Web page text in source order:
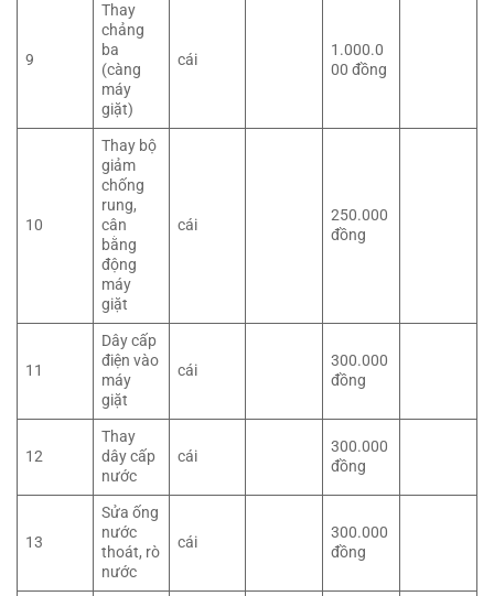
9
Thay
chảng
ba
(càng
máy
giặt)
cái
1.000.0
00 đồng
10
Thay bộ
giảm
chống
rung,
cân
bằng
động
máy
giặt
cái
250.000
đồng
11
Dây cấp
điện vào
máy
giặt
cái
300.000
đồng
12
Thay
dây cấp
nước
cái
300.000
đồng
13
Sửa ống
nước
thoát, rò
nước
cái
300.000
đồng